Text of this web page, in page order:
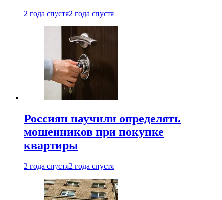
2 года спустя2 года спустя
Россиян научили определять
мошенников при покупке
квартиры
2 года спустя2 года спустя